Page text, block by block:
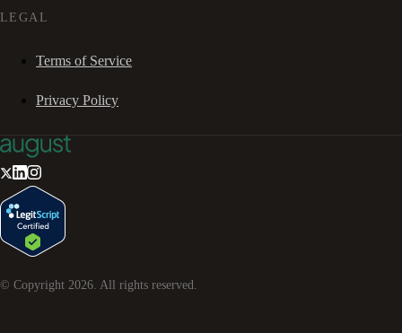
LEGAL
Terms of Service
Privacy Policy
© Copyright 2026 . All rights reserved.